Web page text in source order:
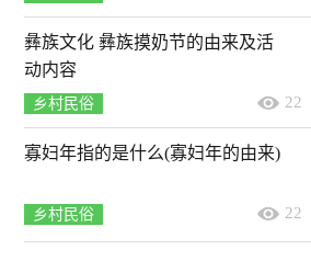
彝族文化 彝族摸奶节的由来及活
动内容
乡村民俗 22
寡妇年指的是什么(寡妇年的由来)
乡村民俗 22